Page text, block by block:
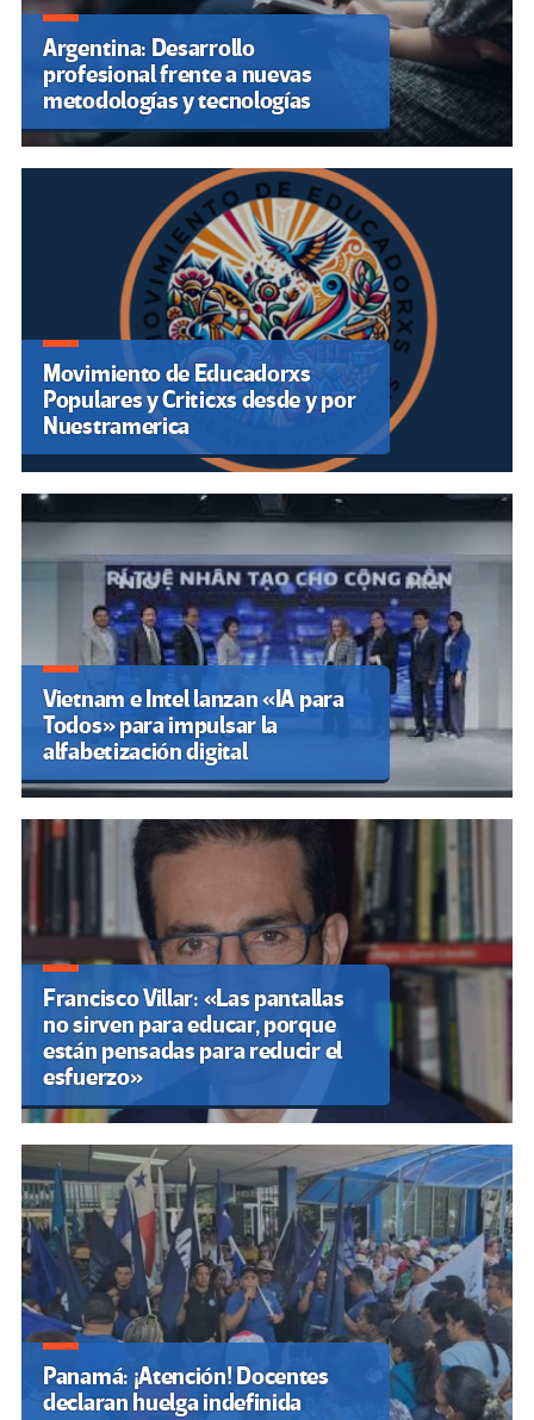
Argentina: Desarrollo
profesional frente a nuevas
metodologías y tecnologías
Movimiento de Educadorxs
Populares y Criticxs desde y por
Nuestramerica
Vietnam e Intel lanzan «IA para
Todos» para impulsar la
alfabetización digital
Francisco Villar: «Las pantallas
no sirven para educar, porque
están pensadas para reducir el
esfuerzo»
Panamá: ¡Atención! Docentes
declaran huelga indefinida